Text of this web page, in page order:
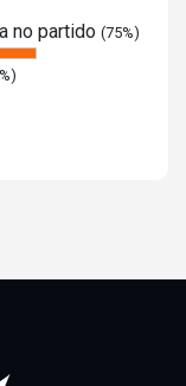
no partido (75%)